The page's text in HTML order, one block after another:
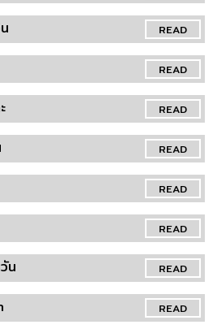
READ
READ
READ
READ
READ
READ
READ
น
READ